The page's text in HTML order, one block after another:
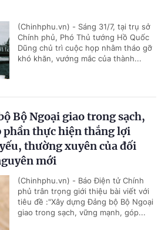
(Chinhphu.vn) - Sáng 31/7, tại trụ sở
Chính phủ, Phó Thủ tướng Hồ Quốc
Dũng chủ trì cuộc họp nhằm tháo gỡ
khó khăn, vướng mắc của thành...
Bộ Ngoại giao trong sạch,
phần thực hiện thắng lợi
thường xuyên của đối
mới
(Chinhphu.vn) - Báo Điện tử Chính
phủ trân trọng giới thiệu bài viết với
tiêu đề :"Xây dựng Đảng bộ Bộ Ngoại
giao trong sạch, vững mạnh, góp...